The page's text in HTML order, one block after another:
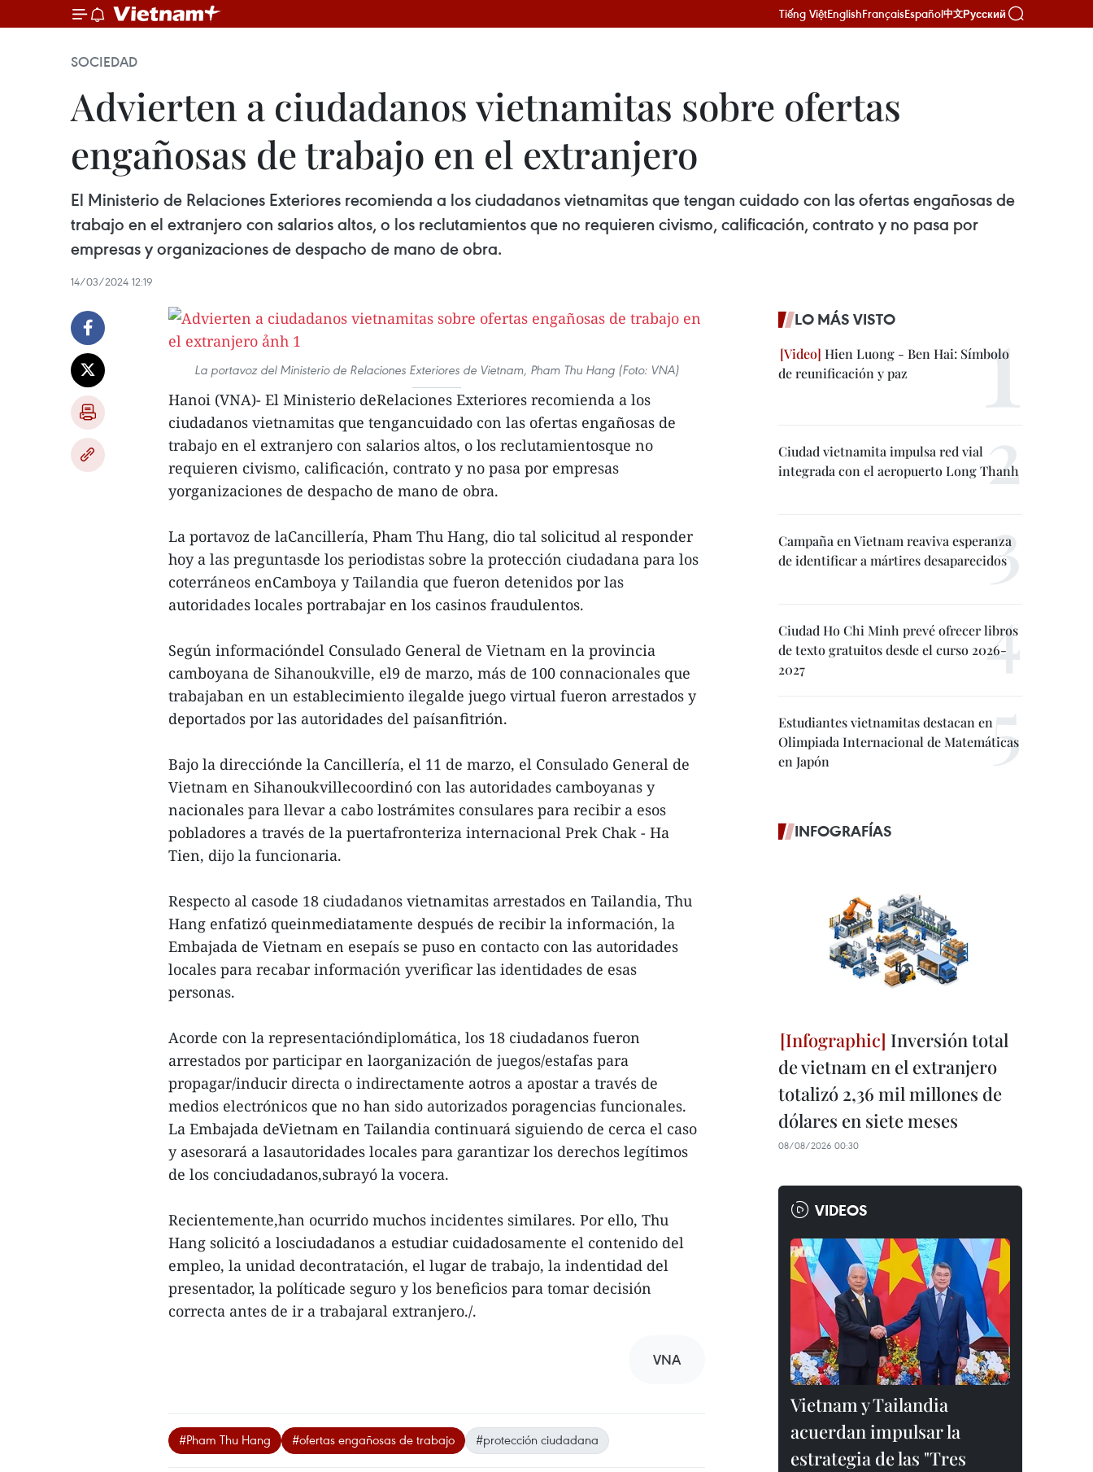
Tiếng ViệtEnglishFrançaisEspañol中文Русский
SOCIEDAD
Advierten a ciudadanos vietnamitas sobre ofertas
engañosas de trabajo en el extranjero
El Ministerio de Relaciones Exteriores recomienda a los ciudadanos vietnamitas que tengan cuidado con las ofertas engañosas de
trabajo en el extranjero con salarios altos, o los reclutamientos que no requieren civismo, calificación, contrato y no pasa por
empresas y organizaciones de despacho de mano de obra.
14/03/2024 12:19
La portavoz del Ministerio de Relaciones Exteriores de Vietnam, Pham Thu Hang (Foto: VNA)
Hanoi (VNA)- El Ministerio deRelaciones Exteriores recomienda a los
ciudadanos vietnamitas que tengancuidado con las ofertas engañosas de
trabajo en el extranjero con salarios altos, o los reclutamientosque no
requieren civismo, calificación, contrato y no pasa por empresas
yorganizaciones de despacho de mano de obra.
La portavoz de laCancillería, Pham Thu Hang, dio tal solicitud al responder
hoy a las preguntasde los periodistas sobre la protección ciudadana para los
coterráneos enCamboya y Tailandia que fueron detenidos por las
autoridades locales portrabajar en los casinos fraudulentos.
Según informacióndel Consulado General de Vietnam en la provincia
camboyana de Sihanoukville, el9 de marzo, más de 100 connacionales que
trabajaban en un establecimiento ilegalde juego virtual fueron arrestados y
deportados por las autoridades del paísanfitrión.
Bajo la direcciónde la Cancillería, el 11 de marzo, el Consulado General de
Vietnam en Sihanoukvillecoordinó con las autoridades camboyanas y
nacionales para llevar a cabo lostrámites consulares para recibir a esos
pobladores a través de la puertafronteriza internacional Prek Chak - Ha
Tien, dijo la funcionaria.
Respecto al casode 18 ciudadanos vietnamitas arrestados en Tailandia, Thu
Hang enfatizó queinmediatamente después de recibir la información, la
Embajada de Vietnam en esepaís se puso en contacto con las autoridades
locales para recabar información yverificar las identidades de esas
personas.
Acorde con la representacióndiplomática, los 18 ciudadanos fueron
arrestados por participar en laorganización de juegos/estafas para
propagar/inducir directa o indirectamente aotros a apostar a través de
medios electrónicos que no han sido autorizados poragencias funcionales.
La Embajada deVietnam en Tailandia continuará siguiendo de cerca el caso
y asesorará a lasautoridades locales para garantizar los derechos legítimos
de los conciudadanos,subrayó la vocera.
Recientemente,han ocurrido muchos incidentes similares. Por ello, Thu
Hang solicitó a losciudadanos a estudiar cuidadosamente el contenido del
empleo, la unidad decontratación, el lugar de trabajo, la indentidad del
presentador, la políticade seguro y los beneficios para tomar decisión
correcta antes de ir a trabajaral extranjero./.
VNA
#Pham Thu Hang #ofertas engañosas de trabajo #protección ciudadana
LO MÁS VISTO
Hien Luong - Ben Hai: Símbolo
de reunificación y paz
Ciudad vietnamita impulsa red vial
integrada con el aeropuerto Long Thanh
Campaña en Vietnam reaviva esperanza
de identificar a mártires desaparecidos
Ciudad Ho Chi Minh prevé ofrecer libros
de texto gratuitos desde el curso 2026-
2027
Estudiantes vietnamitas destacan en
Olimpiada Internacional de Matemáticas
en Japón
INFOGRAFÍAS
Inversión total
de vietnam en el extranjero
totalizó 2,36 mil millones de
dólares en siete meses
08/08/2026 00:30
VIDEOS
Vietnam y Tailandia
acuerdan impulsar la
estrategia de las "Tres